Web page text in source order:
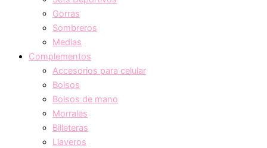
Gorras
Sombreros
Medias
Complementos
Accesorios para celular
Bolsos
Bolsos de mano
Morrales
Billeteras
Llaveros